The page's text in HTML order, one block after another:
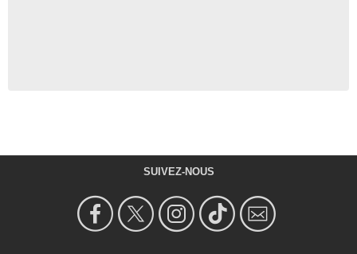
SUIVEZ-NOUS